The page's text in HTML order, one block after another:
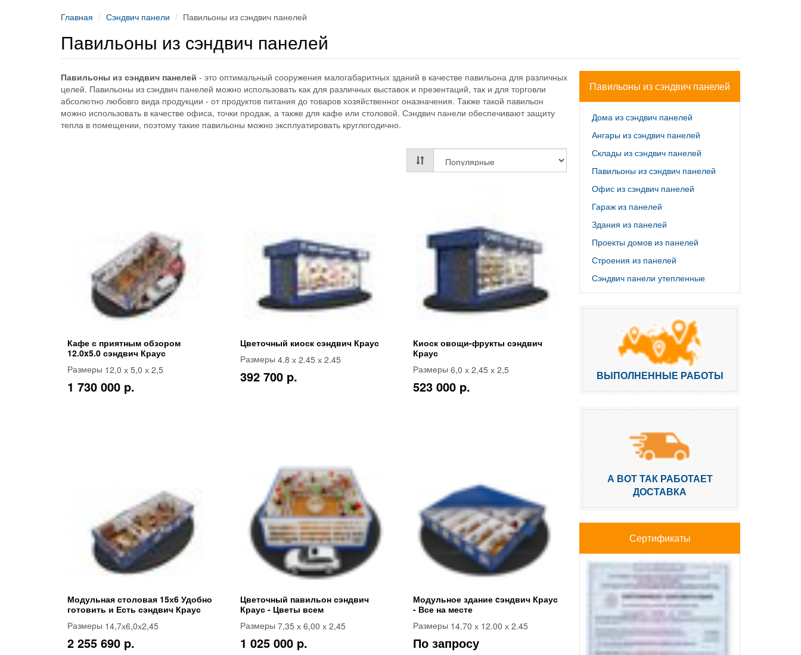
Главная Сэндвич панели Павильоны из сэндвич панелей
Павильоны из сэндвич панелей
Павильоны из сэндвич панелей - это оптимальный сооружения малогабаритных зданий в качестве павильона для различных
целей. Павильоны из сэндвич панелей можно использовать как для различных выставок и презентаций, так и для торговли
абсолютно любовго вида продукции - от продуктов питания до товаров хозяйственног оназначения. Также такой павильон
можно использовать в качестве офиса, точки продаж, а также для кафе или столовой. Сэндвич панели обеспечивают защиту
тепла в помещении, поэтому такие павильоны можно эксплуатировать круглогодично.
Кафе с приятным обзором
12.0x5.0 сэндвич Краус
Размеры 12,0 х 5,0 х 2,5
1 730 000 p.
Цветочный киоск сэндвич Краус
Размеры 4.8 х 2.45 х 2.45
392 700 p.
Киоск овощи-фрукты сэндвич
Краус
Размеры 6,0 х 2,45 х 2,5
523 000 p.
Модульная столовая 15х6 Удобно
готовить и Есть сэндвич Краус
Размеры 14,7х6,0х2,45
2 255 690 p.
Цветочный павильон сэндвич
Краус - Цветы всем
Размеры 7,35 х 6,00 х 2,45
1 025 000 p.
Модульное здание cэндвич Краус
- Все на месте
Размеры 14.70 х 12.00 х 2.45
По запросу
Павильоны из сэндвич панелей
Дома из сэндвич панелей
Ангары из сэндвич панелей
Склады из сэндвич панелей
Павильоны из сэндвич панелей
Офис из сэндвич панелей
Гараж из панелей
Здания из панелей
Проекты домов из панелей
Строения из панелей
Сэндвич панели утепленные
ВЫПОЛНЕННЫЕ РАБОТЫ
А ВОТ ТАК РАБОТАЕТ
ДОСТАВКА
Сертификаты